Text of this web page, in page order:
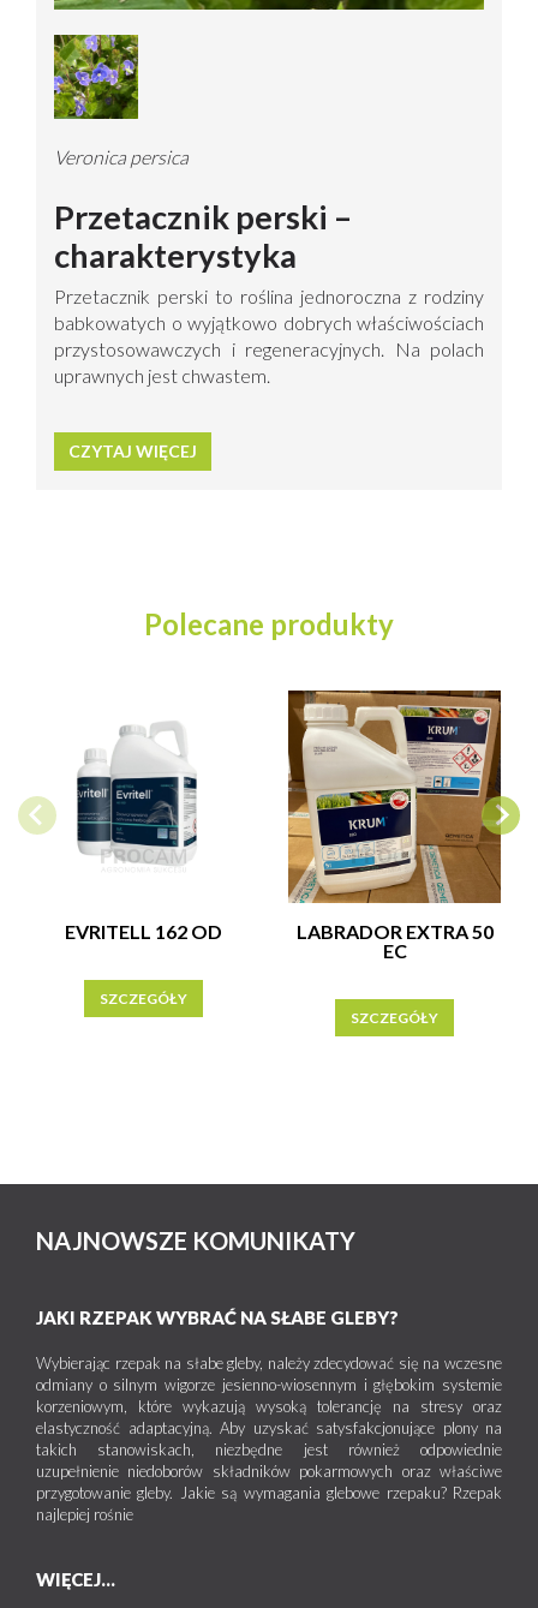
Veronica persica
Przetacznik perski –
charakterystyka
Przetacznik perski to roślina jednoroczna z rodziny
babkowatych o wyjątkowo dobrych właściwościach
przystosowawczych i regeneracyjnych. Na polach
uprawnych jest chwastem.
CZYTAJ WIĘCEJ
Polecane produkty
EVRITELL 162 OD
SZCZEGÓŁY
LABRADOR EXTRA 50
EC
SZCZEGÓŁY
NAJNOWSZE KOMUNIKATY
JAKI RZEPAK WYBRAĆ NA SŁABE GLEBY?
Wybierając rzepak na słabe gleby, należy zdecydować się na wczesne
odmiany o silnym wigorze jesienno-wiosennym i głębokim systemie
korzeniowym, które wykazują wysoką tolerancję na stresy oraz
elastyczność adaptacyjną. Aby uzyskać satysfakcjonujące plony na
takich stanowiskach, niezbędne jest również odpowiednie
uzupełnienie niedoborów składników pokarmowych oraz właściwe
przygotowanie gleby. Jakie są wymagania glebowe rzepaku? Rzepak
najlepiej rośnie
WIĘCEJ...